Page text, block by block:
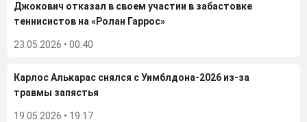
Джокович отказал в своем участии в забастовке
теннисистов на «Ролан Гаррос»
23.05.2026 • 00:40
Карлос Алькарас снялся с Уимблдона-2026 из-за
травмы запястья
19.05.2026 • 19:17